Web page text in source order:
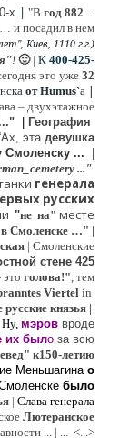
х | "В год 882 ...
… и посадил в нем
Киев, 1110 г.г.)
”! 🙂| К 400-425-
это уже 32
от Humus`a |
– двухэтажное
Гeография
эта девушка
Смоленску ...
..."
генерала
русских
"не на" месте
Смоленске …" |
| Смоленские
стене 425
это голова!", тем
Viertel in
князья |
Ну, мэров вроде
их было за всю
к150-летию
Меньшагинао
было
| Слава генерала
Лютерaнское
... | ... <...>